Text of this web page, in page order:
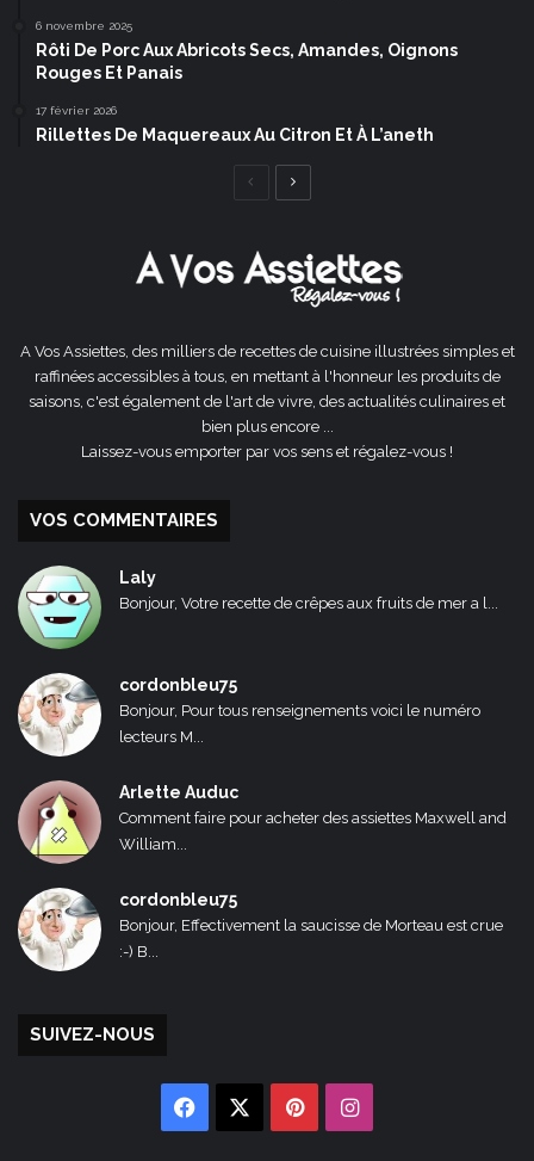
6 novembre 2025
Rôti De Porc Aux Abricots Secs, Amandes, Oignons
Rouges Et Panais
17 février 2026
Rillettes De Maquereaux Au Citron Et À L’aneth
Page
A Vos Assiettes, des milliers de recettes de cuisine illustrées simples et
raffinées accessibles à tous, en mettant à l'honneur les produits de
saisons, c'est également de l'art de vivre, des actualités culinaires et
bien plus encore ...
Laissez-vous emporter par vos sens et régalez-vous !
VOS COMMENTAIRES
Laly
Bonjour, Votre recette de crêpes aux fruits de mer a l...
cordonbleu75
Bonjour, Pour tous renseignements voici le numéro
lecteurs M...
Arlette Auduc
Comment faire pour acheter des assiettes Maxwell and
William...
cordonbleu75
Bonjour, Effectivement la saucisse de Morteau est crue
:-) B...
SUIVEZ-NOUS
Facebook PinterestInstagram